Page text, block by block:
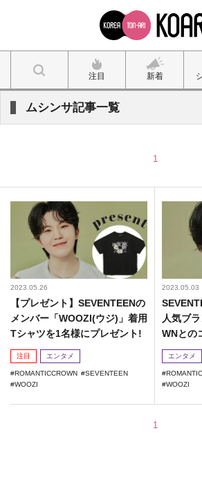
注目 新着
ムシンサ記事一覧
1
2023.05.26
【プレゼント】SEVENTEENの
メンバー「WOOZI(ウジ)」着用
Tシャツを1名様にプレゼント!
注目 エンタメ
ROMANTICCROWN
SEVENTEEN
WOOZI
2023.05.03
⼈気ブ
WNとの
売！
エンタメ
WOOZI
1